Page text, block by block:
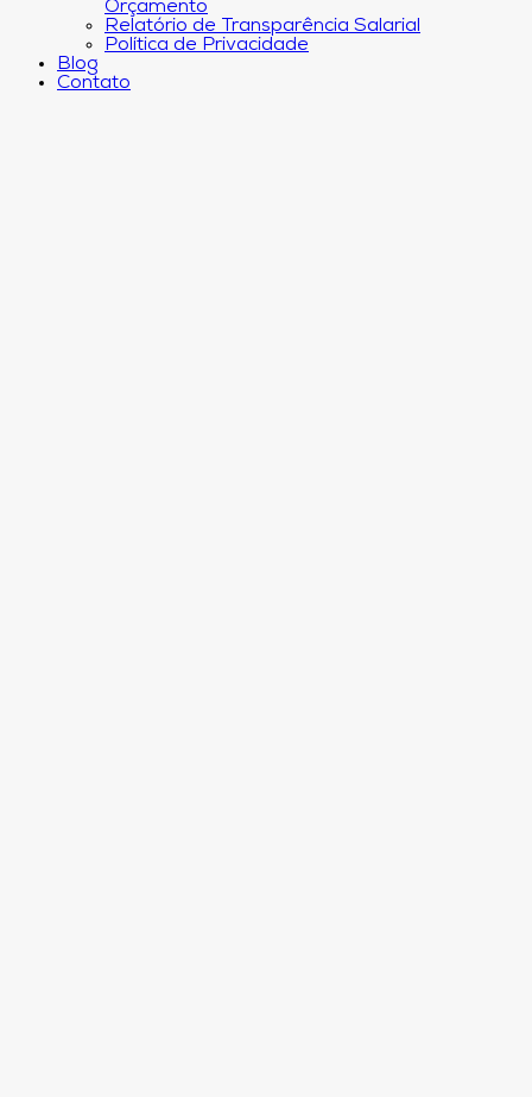
Orçamento
Relatório de Transparência Salarial
Política de Privacidade
Blog
Contato